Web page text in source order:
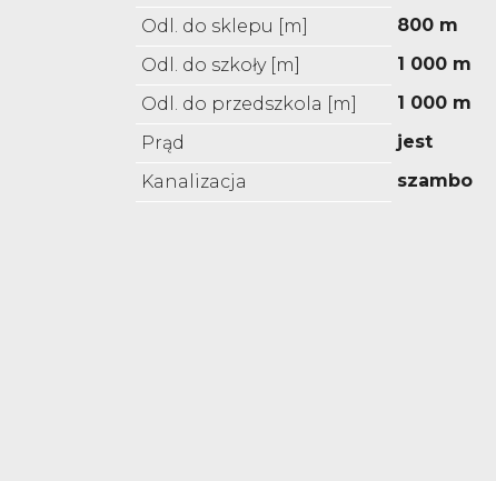
Odl. do sklepu [m]
800 m
Odl. do szkoły [m]
1 000 m
Odl. do przedszkola [m]
1 000 m
Prąd
jest
Kanalizacja
szambo